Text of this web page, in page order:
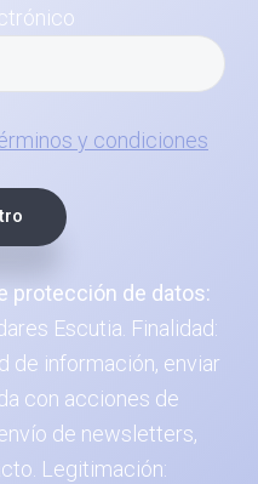
y condiciones
protección de datos:
Escutia. Finalidad:
de información, enviar
con acciones de
de newsletters,
Legitimación: